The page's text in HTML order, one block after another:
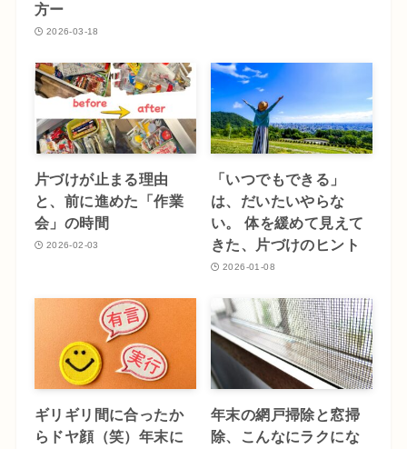
方ー
2026-03-18
片づけが止まる理由
と、前に進めた「作業
会」の時間
2026-02-03
「いつでもできる」
は、だいたいやらな
い。 体を緩めて見えて
きた、片づけのヒント
2026-01-08
ギリギリ間に合ったか
らドヤ顔（笑）年末に
年末の網戸掃除と窓掃
除、こんなにラクにな